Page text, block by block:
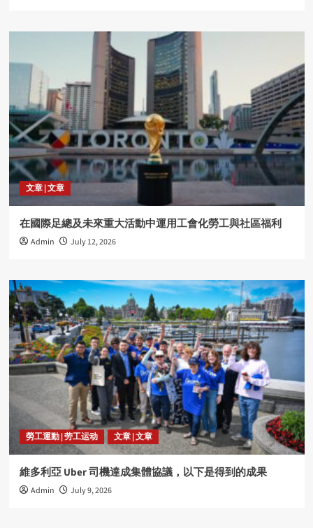
文章 | 文章
在國際足總及未來重大活動中運用工會化勞工與社區福利
Admin July 12, 2026
勞工運動 | 劳工运动 文章 | 文章
維多利亞 Uber 司機達成集體協議，以下是得到的成果
Admin July 9, 2026